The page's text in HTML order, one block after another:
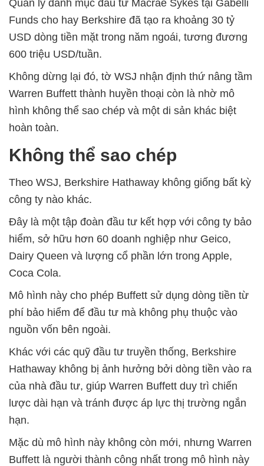
Quản lý danh mục đầu tư Macrae Sykes tại Gabelli
Funds cho hay Berkshire đã tạo ra khoảng 30 tỷ
USD dòng tiền mặt trong năm ngoái, tương đương
600 triệu USD/tuần.
Không dừng lại đó, tờ WSJ nhận định thứ nâng tầm
Warren Buffett thành huyền thoại còn là nhờ mô
hình không thể sao chép và một di sản khác biệt
hoàn toàn.
Không thể sao chép
Theo WSJ, Berkshire Hathaway không giống bất kỳ
công ty nào khác.
Đây là một tập đoàn đầu tư kết hợp với công ty bảo
hiểm, sở hữu hơn 60 doanh nghiệp như Geico,
Dairy Queen và lượng cổ phần lớn trong Apple,
Coca Cola.
Mô hình này cho phép Buffett sử dụng dòng tiền từ
phí bảo hiểm để đầu tư mà không phụ thuộc vào
nguồn vốn bên ngoài.
Khác với các quỹ đầu tư truyền thống, Berkshire
Hathaway không bị ảnh hưởng bởi dòng tiền vào ra
của nhà đầu tư, giúp Warren Buffett duy trì chiến
lược dài hạn và tránh được áp lực thị trường ngắn
hạn.
Mặc dù mô hình này không còn mới, nhưng Warren
Buffett là người thành công nhất trong mô hình này